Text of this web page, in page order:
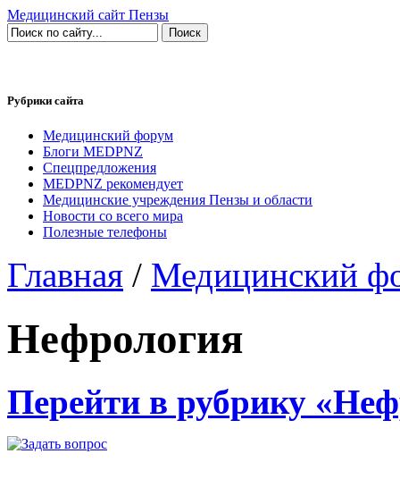
Медицинский сайт Пензы
Рубрики сайта
Медицинский форум
Блоги MEDPNZ
Спецпредложения
MEDPNZ рекомендует
Медицинские учреждения Пензы и области
Новости со всего мира
Полезные телефоны
Главная / Медицинский
Нефрология
Перейти в рубрику